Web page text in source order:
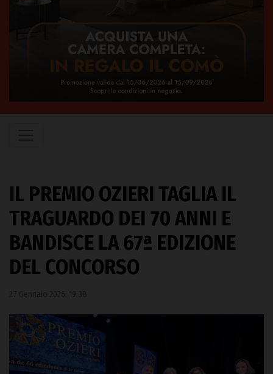
IL PREMIO OZIERI TAGLIA IL
TRAGUARDO DEI 70 ANNI E
BANDISCE LA 67ª EDIZIONE
DEL CONCORSO